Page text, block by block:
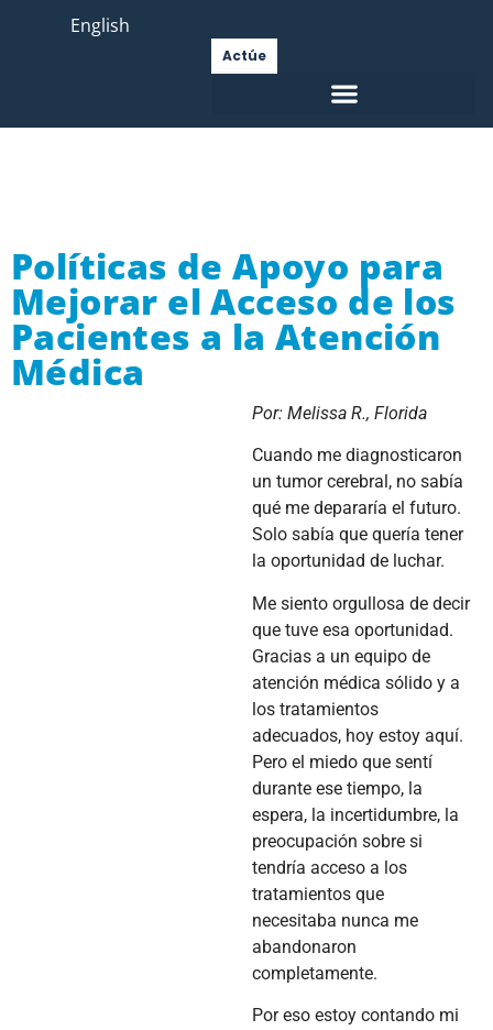
English
Actúe
Políticas de Apoyo para
Mejorar el Acceso de los
Pacientes a la Atención
Médica
Por: Melissa R., Florida
Cuando me diagnosticaron
un tumor cerebral, no sabía
qué me depararía el futuro.
Solo sabía que quería tener
la oportunidad de luchar.
Me siento orgullosa de decir
que tuve esa oportunidad.
Gracias a un equipo de
atención médica sólido y a
los tratamientos
adecuados, hoy estoy aquí.
Pero el miedo que sentí
durante ese tiempo, la
espera, la incertidumbre, la
preocupación sobre si
tendría acceso a los
tratamientos que
necesitaba nunca me
abandonaron
completamente.
Por eso estoy contando mi